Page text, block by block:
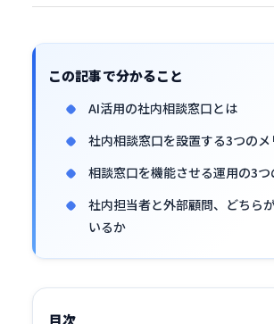
この記事で分かること
AI活用の社内相談窓口とは
社内相談窓口を設置する3つのメ
相談窓口を機能させる運用の3つ
社内担当者と外部顧問、どちら
いるか
目次